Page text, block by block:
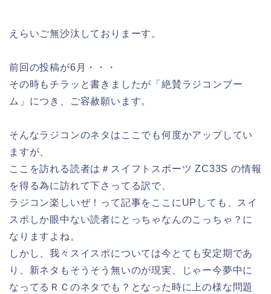
えらいご無沙汰しておりまーす。
前回の投稿が6月・・・
その時もチラッと書きましたが「絶賛ラジコンブー
ム」につき、ご容赦願います。
そんなラジコンのネタはここでも何度かアップしてい
ますが、
ここを訪れる読者は＃スイフトスポーツ ZC33S の情報
を得る為に訪れて下さってる訳で、
ラジコン楽しいぜ！って記事をここにUPしても、スイ
スポしか眼中ない読者にとっちゃなんのこっちゃ？に
なりますよね。
しかし、我々スイスポについては今とても安定期であ
り、新ネタもそうそう無いのが現実、じゃー今夢中に
なってるＲＣのネタでも？となった時に上の様な問題